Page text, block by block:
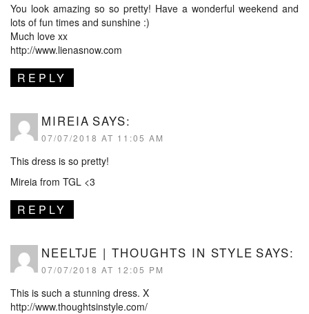
You look amazing so so pretty! Have a wonderful weekend and
lots of fun times and sunshine :)
Much love xx
http://www.lienasnow.com
REPLY
MIREIA SAYS:
07/07/2018 AT 11:05 AM
This dress is so pretty!
Mireia from TGL <3
REPLY
NEELTJE | THOUGHTS IN STYLE SAYS:
07/07/2018 AT 12:05 PM
This is such a stunning dress. X
http://www.thoughtsinstyle.com/